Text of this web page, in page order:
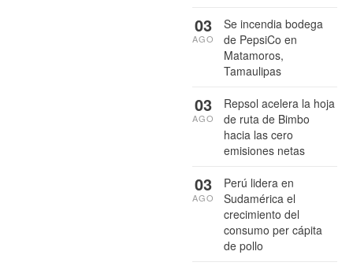
Se incendia bodega
de PepsiCo en
Matamoros,
Tamaulipas
03
AGO
Repsol acelera la hoja
de ruta de Bimbo
hacia las cero
emisiones netas
03
AGO
Perú lidera en
Sudamérica el
crecimiento del
consumo per cápita
de pollo
03
AGO